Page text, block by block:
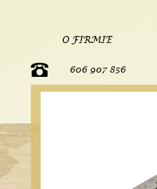
O FIRMIE
606 907 856